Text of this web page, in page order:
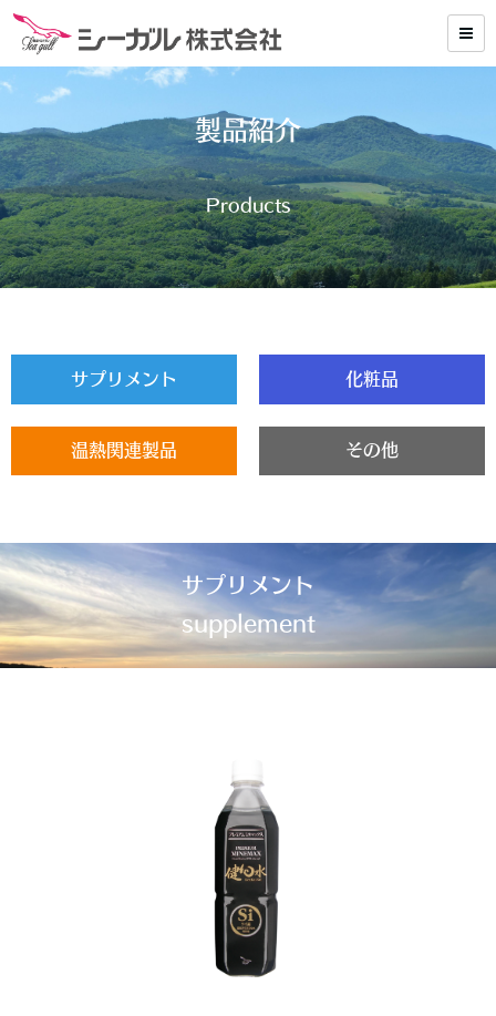
製品紹介
Products
サプリメント 化粧品
温熱関連製品 その他
サプリメント
supplement